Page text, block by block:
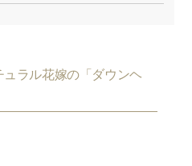
ラル花嫁の「ダウンヘ